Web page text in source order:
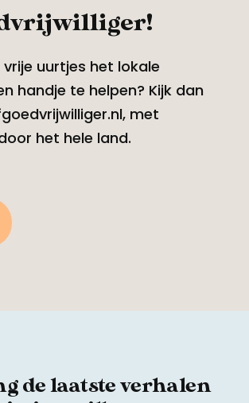
vrije uurtjes het lokale
handje te helpen? Kijk dan
met
het hele land.
de laatste verhalen